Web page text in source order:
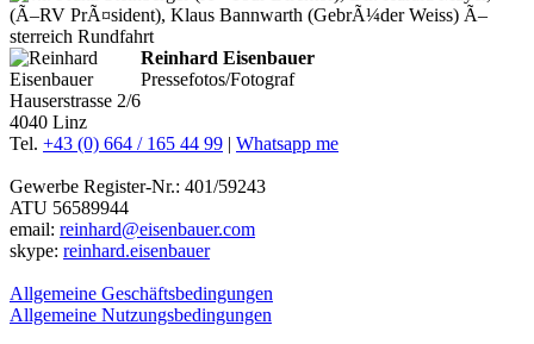
Reinhard Eisenbauer
Pressefotos/Fotograf
Hauserstrasse 2/6
4040 Linz
Tel. +43 (0) 664 / 165 44 99 | Whatsapp me
Gewerbe Register-Nr.: 401/59243
ATU 56589944
email: reinhard@eisenbauer.com
skype: reinhard.eisenbauer
Allgemeine Geschäftsbedingungen
Allgemeine Nutzungsbedingungen